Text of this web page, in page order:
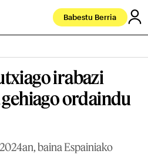
Babestu Berria
irabazi
gehiago ordaindu
baina Espainiako